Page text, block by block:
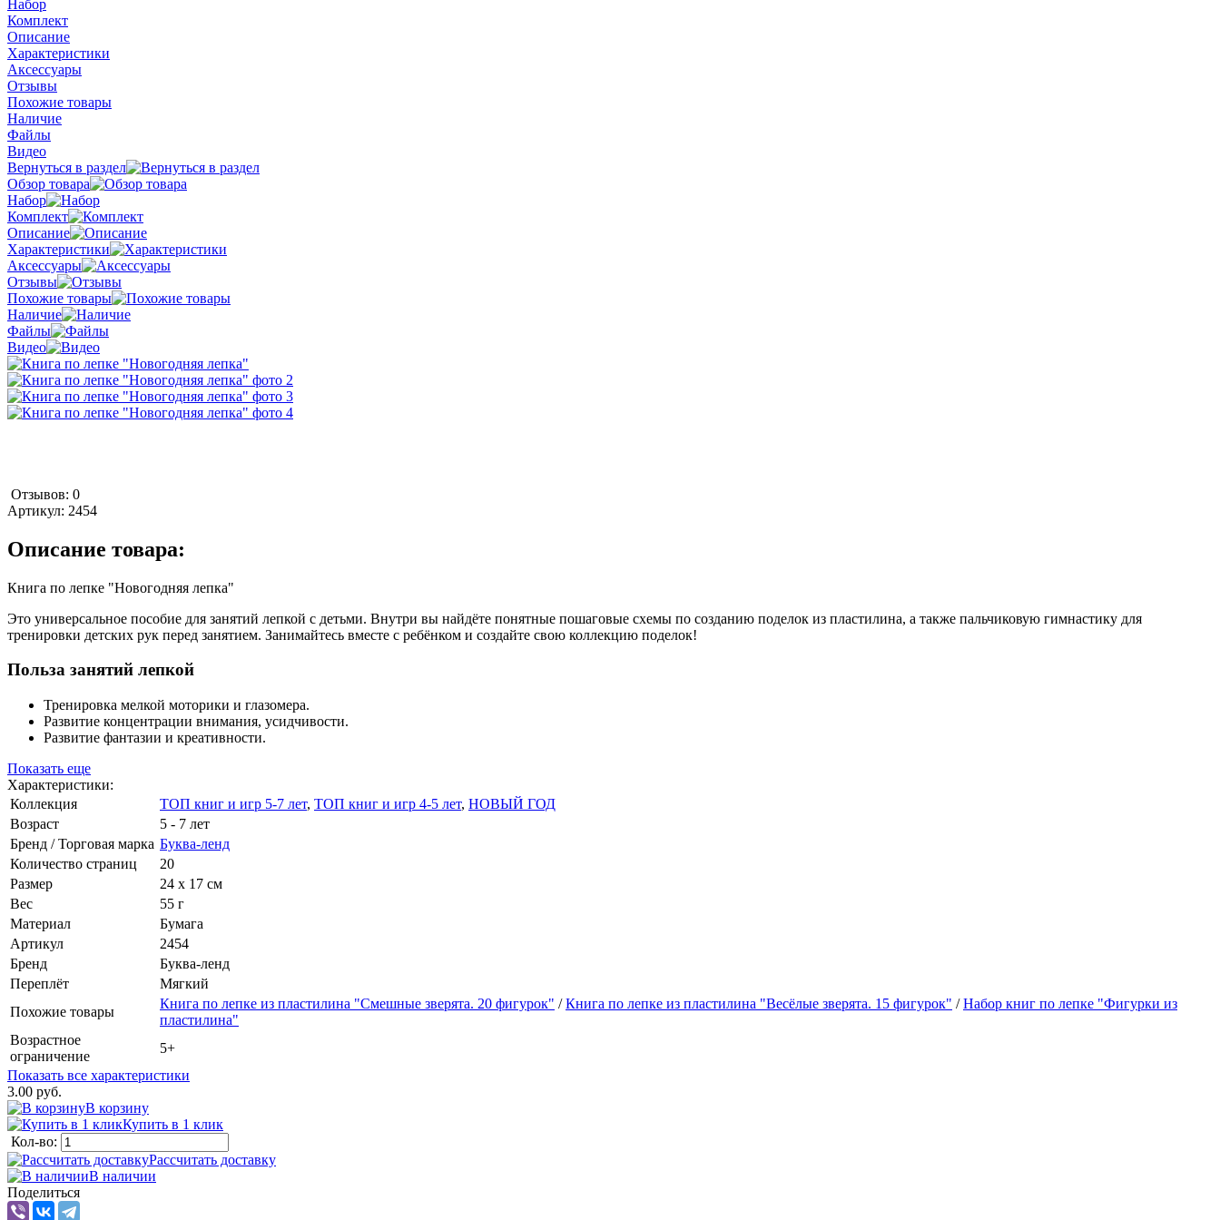
Набор
Комплект
Описание
Характеристики
Аксессуары
Отзывы
Похожие товары
Наличие
Файлы
Видео
Вернуться в раздел
Обзор товара
Набор
Комплект
Описание
Характеристики
Аксессуары
Отзывы
Похожие товары
Наличие
Файлы
Видео
Отзывов: 0
Артикул: 2454
Описание товара:
Книга по лепке "Новогодняя лепка"
Это универсальное пособие для занятий лепкой с детьми. Внутри вы найдёте понятные пошаговые схемы по созданию поделок из пластилина, а также пальчиковую гимнастику для
тренировки детских рук перед занятием. Занимайтесь вместе с ребёнком и создайте свою коллекцию поделок!
Польза занятий лепкой
Тренировка мелкой моторики и глазомера.
Развитие концентрации внимания, усидчивости.
Развитие фантазии и креативности.
Показать еще
Характеристики:
Коллекция
ТОП книг и игр 5-7 лет, ТОП книг и игр 4-5 лет, НОВЫЙ ГОД
Возраст
5 - 7 лет
Бренд / Торговая марка Буква-ленд
Количество страниц
20
Размер
24 х 17 см
Вес
55 г
Материал
Бумага
Артикул
2454
Бренд
Буква-ленд
Переплёт
Мягкий
Похожие товары
Книга по лепке из пластилина "Смешные зверята. 20 фигурок" /Книга по лепке из пластилина "Весёлые зверята. 15 фигурок" /Набор книг по лепке "Фигурки из
пластилина"
Возрастное
ограничение
5+
Показать все характеристики
3.00 руб.
В корзину
Купить в 1 клик
Кол-во:
Рассчитать доставку
В наличии
Поделиться